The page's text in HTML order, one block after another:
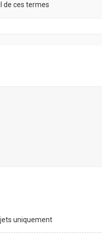
de ces termes
uniquement